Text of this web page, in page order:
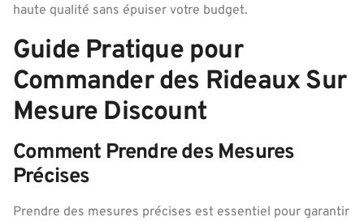
haute qualité sans épuiser votre budget.
Guide Pratique pour
Commander des Rideaux Sur
Mesure Discount
Comment Prendre des Mesures
Précises
Prendre des mesures précises est essentiel pour garantir